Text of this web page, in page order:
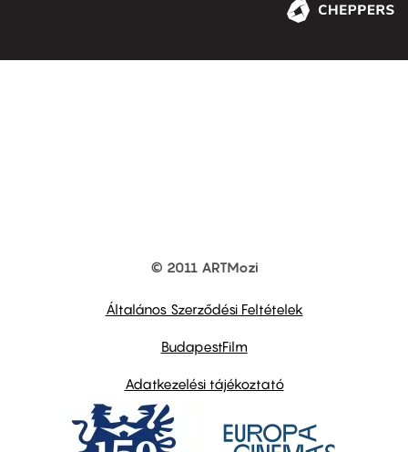
© 2011 ARTMozi
Általános Szerződési Feltételek
BudapestFilm
Adatkezelési tájékoztató